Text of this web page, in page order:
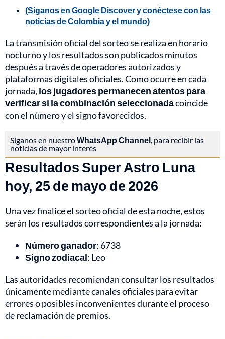
(Síganos en Google Discover y conéctese con las
noticias de Colombia y el mundo)
La transmisión oficial del sorteo se realiza en horario
nocturno y los resultados son publicados minutos
después a través de operadores autorizados y
plataformas digitales oficiales. Como ocurre en cada
jornada, los jugadores permanecen atentos para
verificar si la combinación seleccionadacoincide
con el número y el signo favorecidos.
Síganos en nuestroWhatsApp Channel, para recibir las
noticias de mayor interés
Resultados Super Astro Luna
hoy, 25 de mayo de 2026
Una vez finalice el sorteo oficial de esta noche, estos
serán los resultados correspondientes a la jornada:
Número ganador: 6738
Signo zodiacal: Leo
Las autoridades recomiendan consultar los resultados
únicamente mediante canales oficiales para evitar
errores o posibles inconvenientes durante el proceso
de reclamación de premios.